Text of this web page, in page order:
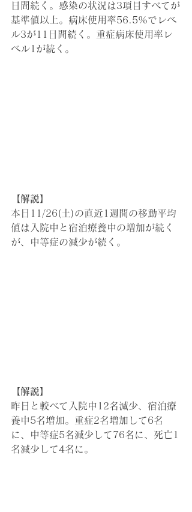
日間続く。感染の状況は3項目すべてが
基準値以上。病床使用率56.5%でレベ
ル3が11日間続く。重症病床使用率レ
ベル1が続く。
【解説】
本日11/26(土)の直近1週間の移動平均
値は入院中と宿泊療養中の増加が続く
が、中等症の減少が続く。
【解説】
昨日と較べて入院中12名減少、宿泊療
養中5名増加。 重症2名増加して6名
に、中等症5名減少して76名に、死亡1
名減少して4名に。